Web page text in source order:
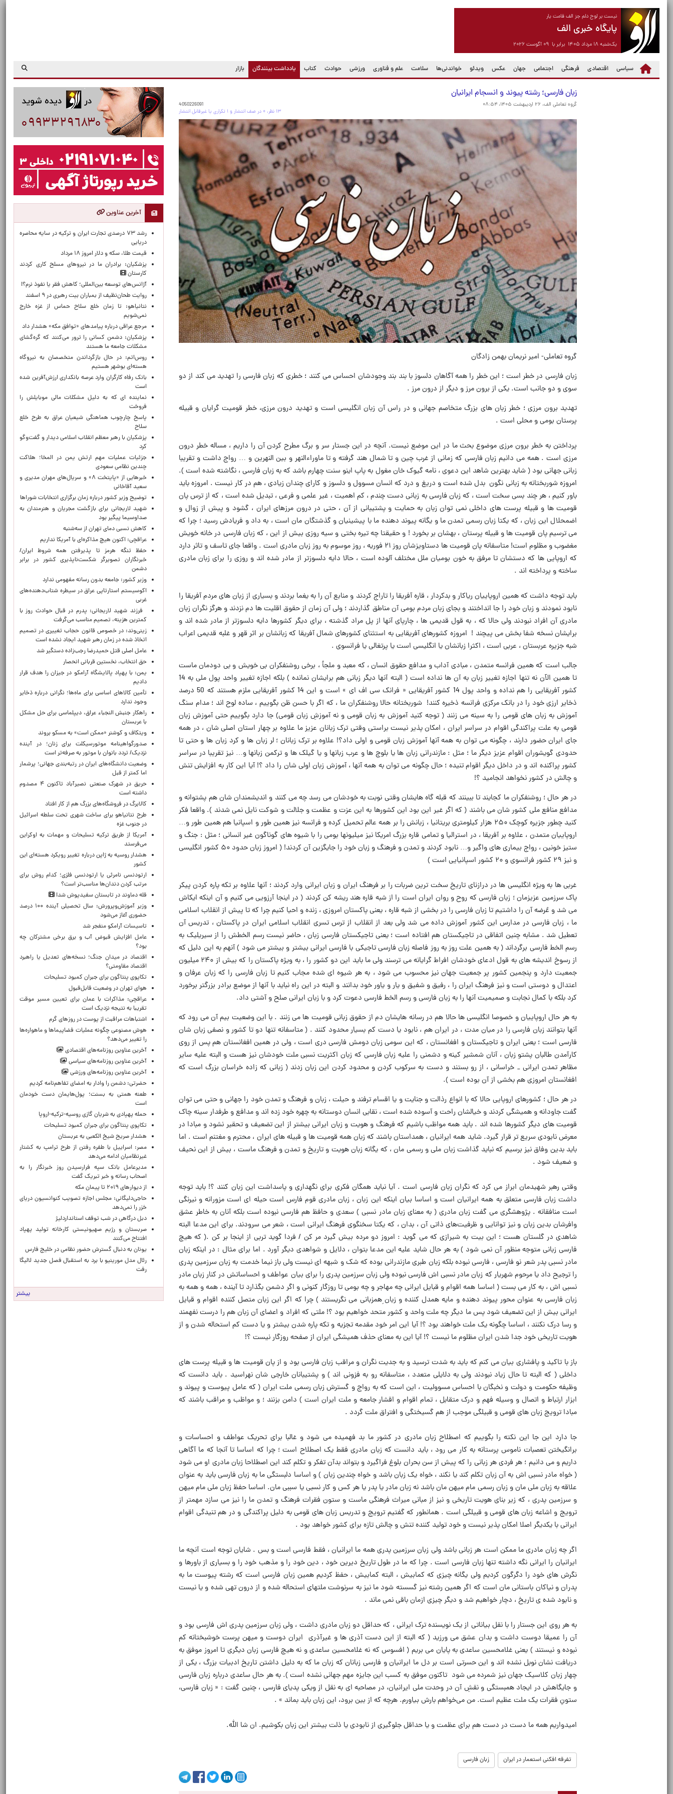
نیست بر لوح دلم جز الف قامت یار
پایگاه خبری الف
یک‌شنبه ۱۸ مرداد ۱۴۰۵ برابر با ۰۹ آگوست ۲۰۲۶
سیاسی اقتصادی فرهنگی اجتماعی جهان عکس ویدئو خواندنی‌ها سلامت علم و فناوری ورزشی حوادث کتاب یادداشت بینندگان
(current) بازار
زبان فارسی؛ رشته پیوند و انسجام ایرانیان
گروه تعاملی الف، ۲۶ اردیبهشت ۱۴۰۵، ۰۸:۵۴
4050226091
۱۳ نظر، ۰ در صف انتشار و ۱ تکراری یا غیرقابل انتشار
گروه تعاملی- امیر نریمان بهمن زادگان
زبان فارسی در خطر است ؛ این خطر را همه آگاهان دلسوز با بند بند وجودشان احساس می کنند ؛ خطری که زبان فارسی را تهدید می کند از دو
سوی و دو جانب است. یکی از برون مرز و دیگر از درون مرز .
تهدید برون مرزی ؛ خطر زبان های بزرگ متخاصم جهانی و در راس آن زبان انگلیسی است و تهدید درون مرزی، خطر قومیت گرایان و قبیله
پرستان بومی و محلی است .
پرداختن به خطر برون مرزی موضوع بحث ما در این موضع نیست. آنچه در این جستار سر و برگ مطرح کردن آن را داریم ، مساله خطر درون
مرزی است . همه می دانیم زبان فارسی که زمانی از غرب چین و تا شمال هند گرفته و تا ماوراءالنهر و بین النهرین و … رواج داشت و تقریبا
زبانی جهانی بود ( شاید بهترین شاهد این دعوی ، نامه گیوک خان مغول به پاپ اینو سنت چهارم باشد که به زبان فارسی ، نگاشته شده است ).
امروزه شوربختانه به زبانی نگون بدل شده است و دریغ و درد که انسان مسوول و دلسوز و کارای چندان‌ زیادی ، هم در کار نیست . امروزه باید
باور کنیم ، هر چند بسی سخت است ، که زبان فارسی به زبانی دست چندم ، کم اهمیت ، غیر علمی و فرعی ، تبدیل شده است ، که از ترس پان
قومیت ها و قبیله پرست های داخلی نمی توان زبان به حمایت و پشتیبانی از آن ، حتی در درون مرزهای ایران ، گشود و پیش از زوال و
اضمحلال این زبان ، که یکتا زبان رسمی تمدن ما و یگانه پیوند دهنده ما با پیشینیان و گذشتگان مان است ، به داد و فریادش رسید ؛ چرا که
می ترسیم پان قومیت ها و قبیله پرستان ، بهشان بر بخورد ! و حقیقتا چه تیره بختی و سیه روزی بیش از این ، که زبان فارسی در خانه خویش
مغضوب و مظلوم است! متاسفانه پان قومیت ها دستاویزشان روز ۲۱ فوریه ، روز موسوم به روز زبان مادری است . واقعا جای تاسف و تاثر دارد
که اروپایی ها که دستشان تا مرفق به خون بومیان ملل مختلف آلوده است ، حالا دایه دلسوزتر از مادر شده اند و روزی را برای زبان مادری
ساخته و پرداخته اند .
باید توجه داشت که همین اروپاییان ریاکار و بدکردار ، قاره آفریقا را تاراج کردند و منابع آن را به یغما بردند و بسیاری از زبان های مردم آفریقا را
نابود نمودند و زبان خود را جا انداختند و بجای زبان مردم بومی آن مناطق گذاردند ؛ ولی آن زمان از حقوق اقلیت ها دم نزدند و هرگز نگران زبان
مادری آن افراد نبودند ولی حالا که ، به قول قدیمی ها ، چارپای آنها از پل مراد گذشته ، برای دیگر کشورها دایه دلسوزتر از مادر شده اند و
برایشان نسخه شفا بخش می پیچند ! امروزه کشورهای آفریقایی به استثنای کشورهای شمال آفریقا که زبانشان بر اثر قهر و غلبه قدیمی اعراب
شبه جزیره عربستان ، عربی است ، اکثرا زبانشان یا انگلیسی است یا پرتغالی یا فرانسوی .
جالب است که همین فرانسه متمدن ، مبادی آداب و مدافع حقوق انسان ، که معبد و ملجأ ، برخی روشنفکران بی خویش و بی دودمان ماست
تا همین الآن نه تنها اجازه تغییر زبان به آن ها نداده است ( البته آنها دیگر زبانی هم برایشان نمانده ) بلکه اجازه تغییر واحد پول ملی به 14
کشور آفریقایی را هم نداده و واحد پول 14 کشور آفریقایی « فرانک سی اف ای » است و این 14 کشور آفریقایی ملزم هستند که 50 درصد
ذخایر ارزی خود را در بانک مرکزی فرانسه ذخیره کنند! شوربختانه حالا روشنفکران ما ، که اگر با حسن ظن بگوییم ، ساده لوح اند ؛ مدام سنگ
آموزش به زبان های قومی را به سینه می زنند ( توجه کنید آموزش به زبان قومی و نه آموزشِ زبان قومی) جا دارد بگوییم حتی آموزش زبان
قومی به علت پراکندگی اقوام در سراسر ایران ، امکان پذیر نیست براستی وقتی ترک زبانان عزیز ما علاوه بر چهار استان اصلی شان ، در همه
جای ایران حضور دارند ، چگونه می توان به همه آنها آموزش زبان قومی و اولی داد؟! علاوه بر ترک زبانان ؛ لر زبان ها و کرد زبان ها و حتی تا
حدودی گویشوران اقوام عزیز دیگر ما ؛ مثل : مازندرانی زبان ها یا بلوچ ها و عرب زبانها و یا گیلک ها و ترکمن زبانها و… نیز تقریبا در سراسر
کشور پراکنده اند و در داخل دیگر اقوام تنیده ؛ حال چگونه می توان به همه آنها ، آموزش زبان اولی شان را داد ؟! آیا این کار به افزایش تنش
و چالش در کشور نخواهد انجامید ؟!
در هر حال ؛ روشنفکران ما کجایند تا ببینند که قبله گاه هایشان وقتی نوبت به خودشان می رسد چه می کنند و اندیشمندان شان هم پشتوانه و
مدافع منافع ملی کشور شان می باشند ( که اگر غیر این بود این کشورها به این عزت و عظمت و جلالت و شوکت نایل نمی شدند ). واقعا فکر
کنید چطور جزیره کوچک ۲۵۰ هزار کیلومتری بریتانیا ، زبانش را بر همه عالم تحمیل کرده و فرانسه نیز همین طور و اسپانیا هم همین طور و…
اروپاییان متمدن ، علاوه بر آفریقا ، در استرالیا و تمامی قاره بزرگ امریکا نیز میلیونها بومی را با شیوه های گوناگون غیر انسانی ؛ مثل : جنگ و
ستیز خونین ، رواج بیماری های واگیر و… نابود کردند و تمدن و فرهنگ و زبان خود را جایگزین آن کردند! ( امروز زبان حدود ۵۰ کشور انگلیسی
و نیز ۲۹ کشور فرانسوی و ۲۰ کشور اسپانیایی است )
غربی ها به ویژه انگلیسی ها در درازنای تاریخ سخت ترین ضربات را بر فرهنگ ایران و زبان ایرانی وارد کردند ؛ آنها علاوه بر تکه پاره کردن پیکر
پاک سرزمین عزیزمان ؛ زبان فارسی که روح و روان ایران است را از شبه قاره هند ریشه کن کردند ( در اینجا آرزویی می کنیم و آن اینکه ایکاش
می شد و عُرضه آن را داشتیم تا زبان فارسی را در بخشی از شبه قاره ، یعنی پاکستان امروزی ، زنده و احیا کنیم چرا که تا پیش از انقلاب اسلامی
ما ، زبان فارسی در مدارس این کشور آموزش داده می شد ولی بعد از انقلاب از ترس تسری انقلاب اسلامی ایران در پاکستان ، تدریس آن
تعطیل شد . مشابه چنین اتفاقی در تاجیکستان هم افتاده است ؛ یعنی تاجیکستان فارسی زبان ، حاضر نیست رسم الخطش را از سیریلیک به
رسم الخط فارسی برگرداند ( به همین علت روز به روز فاصله زبان فارسی تاجیکی با فارسی ایرانی بیشتر و بیشتر می شود ) آنهم به این دلیل که
از رسوخ اندیشه های به قول ادعای خودشان افراط گرایانه می ترسند ولی ما باید این دو کشور را ، به ویژه پاکستان را که بیش از ۲۴۰ میلیون
جمعیت دارد و پنجمین کشور پر جمعیت جهان نیز محسوب می شود ، به هر شیوه ای شده مجاب کنیم تا زبان فارسی را که زبان عرفان و
اعتدال و دوستی است و نیز فرهنگ ایران را ، رفیق و شفیق و یار و یاور خود بدانند و البته در این راه نباید با آنها از موضع برادر بزرگتر برخورد
کرد بلکه با کمال نجابت و صمیمیت آنها را به زبان فارسی و رسم الخط فارسی دعوت کرد و با زبان ایرانی صلح و آشتی داد.
به هر حال اروپاییان و خصوصا انگلیسی ها حالا هم در رسانه هایشان دم از حقوق زبانی قومیت ها می زنند . با این وضعیت بیم آن می رود که
آنها بتوانند زبان فارسی را در میان مدت ، در ایران هم ، نابود یا دست کم بسیار محدود کنند . ( متاسفانه تنها دو تا کشور و نصفی زبان شان
فارسی است ؛ یعنی ایران و تاجیکستان و افغانستان ، که این سومی زبان دومش فارسی دری است ، ولی در همین افغانستان هم پس از روی
کارآمدن طالبان پشتو زبان ، آنان شمشیر کینه و دشمنی را علیه زبان فارسی که زبان اکثریت نسبی ملت خودشان نیز هست و البته علیه سایر
مظاهر تمدن ایرانی _ خراسانی ، از رو بستند و دست به سرکوب کردن و محدود کردن این زبان زدند ( زبانی که زاده خراسان بزرگ است که
افغانستان امروزی هم بخشی از آن بوده است ).
در هر حال ؛ کشورهای اروپایی حالا که با انواع رذالت و جنایت و یا اقسام ترفند و حیلت ، زبان و فرهنگ و تمدن خود را جهانی و حتی می توان
گفت جاودانه و همیشگی کردند و خیالشان راحت و آسوده شده است ، نقابی انسان دوستانه به چهره خود زده اند و مدافع و طرفدار سینه چاک
قومیت های دیگر کشورها شده اند . باید همه مواظب باشیم که فرهنگ و هویت و زبان ایرانی بیشتر از این تضعیف و تحقیر نشود و مبادا در
معرض نابودی سریع تر قرار گیرد. شاید همه ایرانیان ، همداستان باشند که زبان همه قومیت ها و قبیله های ایران ، محترم و مغتنم است . اما
باید بدین وفاق نیز برسیم که نباید گذاشت زبان ملی و رسمی مان ، که یگانه زبان هویت و تاریخ و تمدن و فرهنگ ماست ، بیش از این نحیف
و ضعیف شود .
وقتی رهبر شهیدمان ابراز می کرد که نگران زبان فارسی است . آیا نباید همگان فکری برای نگهداری و پاسداشت این زبان کنند ؟! باید توجه
داشت زبان فارسی متعلق به همه ایرانیان است و اساسا بیان اینکه این زبان ، زبان مادری قوم فارس است حیله ای است مزورانه و نیرنگی
است منافقانه . پژوهشگری می گفت زبان مادری ( به معنای زبان مادر نسبی ) سعدی و حافظ هم فارسی نبوده است بلکه آنان به خاطر عشق
وافرشان بدین زبان و نیز توانایی و ظرفیت‌های ذاتی آن ، بدان ، که یکتا سخنگوی فرهنگ ایرانی است ، شعر می سرودند. برای این مدعا البته
شاهدی در گلستان هست ؛ این بیت به شیرازی که می گوید : امروز دو مرده بیش گیرد مر کن / فردا گوید تربی از اینجا بر کن .( که هیچ
فارسی زبانی متوجه منظور آن نمی شود ) به هر حال شاید علیه این مدعا بتوان ، دلایل و شواهدی دیگر آورد . اما برای مثال : در اینکه زبان
مادر نسبی پدر شعر نو فارسی ، فارسی نبوده بلکه زبان طبری مازندرانی بوده که شک و شبهه ای نیست ولی باز نیما خدمت به زبان سرزمین پدری
را ترجیح داد یا مرحوم شهریار که زبان مادر نسبی اش فارسی نبوده ولی زبان سرزمین پدری را برای بیان عواطف و احساساتش در کنار زبان مادر
نسبی اش ، به کار می بست ( اساسا همه اقوام و قبایل ایرانی چه مهاجر و چه بومی تا روزگار کنونی و اگر دشمن بگذارد تا آینده ، همه و همه به
زبان فارسی به عنوان محور پیوند دهنده و مایه همدل کننده و زبان ِهمزبانی می نگریستند ) چرا که اگر این زبان متصل کننده اقوام و قبایل
ایرانی بیش از این تضعیف شود پس ما دیگر چه ملت واحد و کشور متحد خواهیم بود ؟! ملتی که افراد و اعضای آن زبان هم را درست نفهمند
و رسا درک نکنند ، اساسا چگونه یک ملت خواهند بود ؟! آیا این امر خود مقدمه تجزیه و تکه پاره شدن بیشتر و یا دست کم استحاله شدن و از
هویت تاریخی خود جدا شدن ایران مظلوم ما نیست ؟! آیا این به معنای حذف همیشگی ایران از صفحه روزگار نیست ؟!
باز با تاکید و پافشاری بیان می کنم که باید به شدت ترسید و به جدیت نگران و مراقب زبان فارسی بود و از پان قومیت ها و قبیله پرست های
داخلی ( که البته تا حال زیاد نبودند ولی به دلایلی متعدد ، متاسفانه رو به فزونی اند ) و پشتیبانان خارجی شان نهراسید . باید دانست که
وظیفه حکومت و دولت و نخبگان با احساس مسوولیت ، این است که به رواج و گسترش زبان رسمی ملت ایران ( که عامل پیوست و پیوند و
ابزار ارتباط و اتصال و وسیله فهم و درک متقابل ، تمام اقوام و اقشار جامعه و ملت ایران است ) دامن بزنند ؛ و مواظب و مراقب باشند که
مبادا ترویج زبان های قومی و قبیلگی موجب از هم گسیختگی و افتراق ملت گردد .
جا دارد این جا این نکته را بگوییم که اصطلاح زبان مادری در کشور ما بد فهمیده می شود و غالبا برای تحریک عواطف و احساسات و
برانگیختن تعصبات ناموس پرستانه به کار می رود ، باید دانست که زبان مادری فقط یک اصطلاح است ؛ چرا که اساسا تا آنجا که ما آگاهی
داریم و می دانیم ؛ هر فردی هر زبانی را که پیش از سن بحران بلوغ فراگیرد و بتواند بدآن تفکر و تکلم کند این اصطلاحا زبان مادری او می شود
( خواه مادر نسبی اش به آن زبان تکلم کند یا نکند ، خواه یک زبان باشد و خواه چندین زبان ) و اساسا دلبستگی ما به زبان فارسی باید به عنوان
علاقه به زبان ملی مان و زبان رسمی مام میهن مان باشد نه زبان مادر یا پدر یا هر کس و کار نسبی یا سببی مان. اساسا حفظ زبان ملی مام میهن
و سرزمین پدری ، که زیر بنای هویت تاریخی و نیز از مبانی میراث فرهنگی ماست و ستون فقرات فرهنگ و تمدن ما را نیز می سازد مهمتر از
ترویج و اشاعه زبان های قومی و قبیلگی است . همانطور که گفتیم ترویج و تدریس زبان های قومی به دلیل پراکندگی و در هم تنیدگی اقوام
ایرانی با یکدیگر اصلا امکان پذیر نیست و خود تولید کننده تنش و چالش تازه برای کشور خواهد بود .
اگر چه زبان مادری ما ممکن است هر زبانی باشد ولی زبان سرزمین پدری همه ما ایرانیان ، فقط فارسی است و بس . شایان توجه است آنچه ما
ایرانیان را ایرانی نگه داشته تنها زبان فارسی است . چرا که ما در طول تاریخ دیرین خود ، دین خود را و مذهب خود را و بسیاری از باورها و
نگرش های خود را دگرگون کردیم ولی یگانه چیزی که کمابیش ، البته کمابیش ، حفظ کردیم همین زبان فارسی است که رشته پیوست ما به
پدران و نیاکان باستانی مان است که اگر همین رشته نیز گسسته شود ما نیز به سرنوشت ملتهای استحاله شده و از درون تهی شده و یا نیست
و نابود شده ی تاریخ ، دچار خواهیم شد و دیگر چیزی ازمان باقی نمی ماند .
به هر روی این جستار را با نقل بیاناتی از یک نویسنده ترک ایرانی ، که حداقل دو زبان مادری داشت ، ولی زبان سرزمین پدری اش فارسی بود و
آن را عمیقا دوست داشت و بدان عشق می ورزید ( که البته از این دست آذری ها و غیرآذری ایران دوست و میهن پرست خوشبختانه کم
نبوده و نیستند ) یعنی غلامحسین ساعدی به پایان می بریم ( افسوس که نه غلامحسین ساعدی و نه هیچ فارسی زبان دیگری تا امروز موفق به
دریافت نشان نوبل نشده اند و این حسرتی است بر دل ما ایرانیان و فارسی زبانان که زبان ما که به دلیل داشتن تاریخ ادبیات بزرگ ، یکی از
چهار زبان کلاسیک جهان نیز شمرده می شود تاکنون موفق به کسب این جایزه مهم جهانی نشده است ). به هر حال ساعدی درباره زبان فارسی
و جایگاهش در ایجاد همبستگی و نقشِ آن در وحدت ملی ایرانیان، در مصاحبه ای به نقل از ویکی پدیای فارسی ، چنین گفت : « زبان فارسی،
ستونِ فقرات یک ملت عظیم است. من می‌خواهم بارش بیاورم. هرچه که از بین برود، این زبان باید بماند » .
امیدواریم همه ما دست در دست هم برای عظمت و یا حداقل جلوگیری از نابودی یا ذلت بیشتر این زبان بکوشیم. ان شا الله.
تفرقه افکنی استعمار در ایران زبان فارسی
آخرین عناوین
رشد ۷۳ درصدی تجارت ایران و ترکیه در سایه محاصره
دریایی
قیمت طلا، سکه و دلار امروز ۱۸ مرداد
پزشکیان: برادران ما در نیروهای مسلح کاری کردند
کارستان
آژانس‌های توسعه بین‌المللی؛ کاهش فقر یا نفوذ نرم؟!
روایت طحان‌نظیف از بمباران بیت رهبری در ۹ اسفند
نتانیاهو: تا زمان خلع سلاح حماس از غزه خارج
نمی‌شویم
مرجع عراقی درباره پیامدهای «توافق مکه» هشدار داد
پزشکیان: دشمن کسانی را ترور می‌کنند که گره‌گشای
مشکلات جامعه ما هستند
روس‌اتم: در حال بازگرداندن متخصصان به نیروگاه
هسته‌ای بوشهر هستیم
بانک رفاه کارگران وارد عرصه بانکداری ارزش‌آفرین شده
است
نماینده ای که به دلیل مشکلات مالی موبایلش را
فروخت
پاسخ چارچوب هماهنگی شیعیان عراق به طرح خلع
سلاح
پزشکیان با رهبر معظم انقلاب اسلامی دیدار و گفت‌وگو
کرد
جزئیات عملیات مهم ارتش یمن در المخا؛ هلاکت
چندین نظامی سعودی
خبرهایی از «پایتخت ۸» و سریال‌های مهران مدیری و
سعید آقاخانی
توضیح وزیر کشور درباره زمان برگزاری انتخابات شوراها
شهید لاریجانی برای بازگشت مجریان و هنرمندان به
صداوسیما پیگیر بود
کاهش نسبی دمای تهران از سه‌شنبه
عراقچی: اکنون هیچ مذاکره‌ای با آمریکا نداریم
حفظ تنگه هرمز تا پذیرفتن همه شروط ایران/
خبرنگاران تصویرگر شکست‌ناپذیری کشور در برابر
دشمن
وزیر کشور: جامعه بدون رسانه مفهومی ندارد
اکوسیستم استارتاپی عراق در سیطره شتاب‌دهنده‌‌های
غربی
فرزند شهید لاریجانی: پدرم در قبال حوادث روز با
کمترین هزینه، تصمیم مناسب می‌گرفت
زینی‌وند: در خصوص قانون حجاب تغییری در تصمیم
اتخاذ شده در زمان رهبر شهید ایجاد نشده است
عامل اصلی قتل حمیدرضا رجب‌زاده دستگیر شد
حق انتخاب، نخستین قربانی انحصار
یمن: با پهپاد پالایشگاه آرامکو در جیزان را هدف قرار
دادیم
تأمین کالاهای اساسی برای ماه‌ها؛ نگرانی درباره ذخایر
وجود ندارد
راهکار جنبش النجباء عراق، دیپلماسی برای حل مشکل
با عربستان
ویتکاف و کوشنر «ممکن است» به مسکو بروند
صدورگواهینامه موتورسیکلت برای زنان؛ در آینده
نزدیک/ تردد بانوان با موتور به‌ صرفه‌تر است
وضعیت دانشگاه‌های ایران در رتبه‌بندی جهانی؛ پرشمار
اما کمتر از قبل
حریق در شهرک صنعتی نصیرآباد تاکنون ۴ مصدوم
داشته است
کالابرگ در فروشگاه‌های بزرگ هم از کار افتاد
طرح نتانیاهو برای ساخت شهری تحت سلطه اسرائیل
در جنوب غزه
آمریکا از طریق ترکیه تسلیحات و مهمات به اوکراین
می‌فرستد
هشدار روسیه به ژاپن درباره تغییر رویکرد هسته‌ای این
کشور
ارتودنسی نامرئی یا ارتودنسی فلزی؛ کدام روش برای
مرتب کردن دندان‌ها مناسب‌تر است؟
قله دماوند در تابستان سفیدپوش شد!
وزیر آموزش‌وپرورش: سال تحصیلی آینده ۱۰۰ درصد
حضوری آغاز می‌شود
تاسیسات آرامکو منفجر شد
عامل افزایش قبوض آب و برق برخی مشترکان چه
بود؟
اقتصاد در میدان جنگ؛ نسخه‌های تعدیل یا راهبرد
اقتصاد مقاومتی؟
تکاپوی پنتاگون برای جبران کمبود تسلیحات
هوای تهران در وضعیت قابل‌قبول
عراقچی: مذاکرات با عمان برای تعیین مسیر موقت
تقریبا به نتیجه نزدیک است
اشتباهات مراقبت از پوست در روزهای گرم
هوش مصنوعی چگونه عملیات فضاپیماها و ماهواره‌ها
را تغییر می‌دهد؟
آخرین عناوین روزنامه‌های اقتصادی
آخرین عناوین روزنامه‌های سیاسی
آخرین عناوین روزنامه‌های ورزشی
حضرتی: دشمن را وادار به امضای تفاهم‌نامه کردیم
طعنه همتی به بسنت؛ پول‌هایمان دست خودمان
است
حمله پهپادی به شریان گازی روسیه-ترکیه-اروپا
تکاپوی پنتاگون برای جبران کمبود تسلیحات
هشدار صریح شیخ الکعبی به عربستان
مصر: اسراییل با طفره رفتن از طرح ترامپ به کشتار
غیرنظامیان ادامه می‌دهد
مدیرعامل بانک سپه فرارسیدن روز خبرنگار را به
اصحاب رسانه و خبر تبریک گفت
از دیوارهای ۲۰۱۹ تا پیمان مکه
حاجی‌دلیگانی: مجلس اجازه تصویب کنوانسیون دریای
خزر را نمی‌دهد
دبل درگاهی در شب توقف استانداردلیژ
صربستان و رژیم صهیونیستی کارخانه تولید پهپاد
افتتاح می‌کنند
یونان به دنبال گسترش حضور نظامی در خلیج فارس
رئال مدل مورینیو با برد به استقبال فصل جدید لالیگا
رفت
بیشتر